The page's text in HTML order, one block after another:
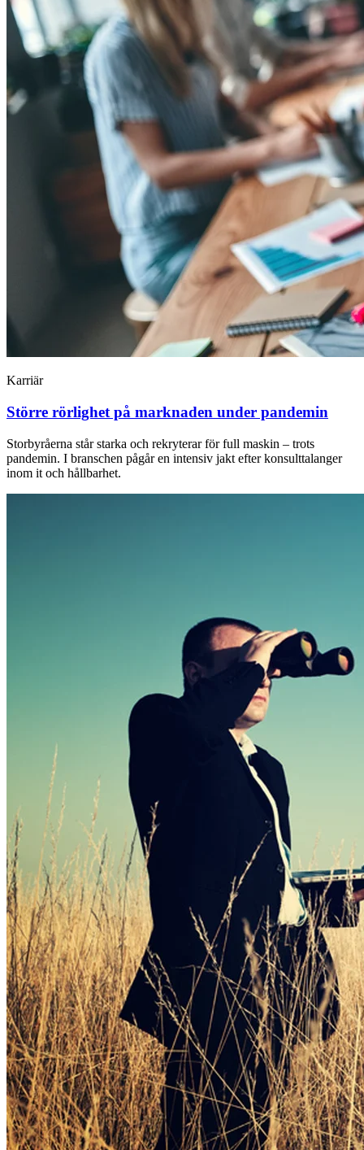
Karriär
Större rörlighet på marknaden under pandemin
Storbyråerna står starka och rekryterar för full maskin – trots
pandemin. I branschen pågår en intensiv jakt efter konsulttalanger
inom it och hållbarhet.